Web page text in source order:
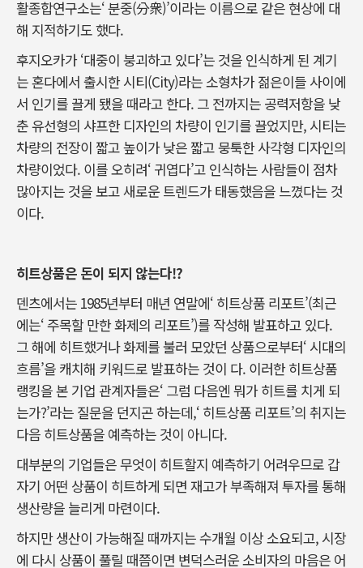
활종합연구소는‘ 분중(分衆)’이라는 이름으로 같은 현상에 대
해 지적하기도 했다.
후지오카가 ‘대중이 붕괴하고 있다’는 것을 인식하게 된 계기
는 혼다에서 출시한 시티(City)라는 소형차가 젊은이들 사이에
서 인기를 끌게 됐을 때라고 한다. 그 전까지는 공력저항을 낮
춘 유선형의 샤프한 디자인의 차량이 인기를 끌었지만, 시티는
차량의 전장이 짧고 높이가 낮은 짧고 뭉툭한 사각형 디자인의
차량이었다. 이를 오히려‘ 귀엽다’고 인식하는 사람들이 점차
많아지는 것을 보고 새로운 트렌드가 태동했음을 느꼈다는 것
이다.
히트상품은 돈이 되지 않는다!?
덴츠에서는 1985년부터 매년 연말에‘ 히트상품 리포트’(최근
에는‘ 주목할 만한 화제의 리포트’)를 작성해 발표하고 있다.
그 해에 히트했거나 화제를 불러 모았던 상품으로부터‘ 시대의
흐름’을 캐치해 키워드로 발표하는 것이 다. 이러한 히트상품
랭킹을 본 기업 관계자들은‘ 그럼 다음엔 뭐가 히트를 치게 되
는가?’라는 질문을 던지곤 하는데,‘ 히트상품 리포트’의 취지는
다음 히트상품을 예측하는 것이 아니다.
대부분의 기업들은 무엇이 히트할지 예측하기 어려우므로 갑
자기 어떤 상품이 히트하게 되면 재고가 부족해져 투자를 통해
생산량을 늘리게 마련이다.
하지만 생산이 가능해질 때까지는 수개월 이상 소요되고, 시장
에 다시 상품이 풀릴 때쯤이면 변덕스러운 소비자의 마음은 어